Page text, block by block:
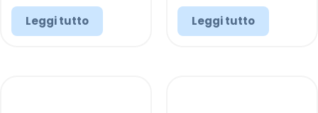
Leggi tutto Leggi tutto